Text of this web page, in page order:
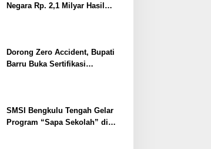
Negara Rp. 2,1 Milyar Hasil
Dorong Zero Accident, Bupati
Barru Buka Sertifikasi
SMSI Bengkulu Tengah Gelar
Program “Sapa Sekolah” di